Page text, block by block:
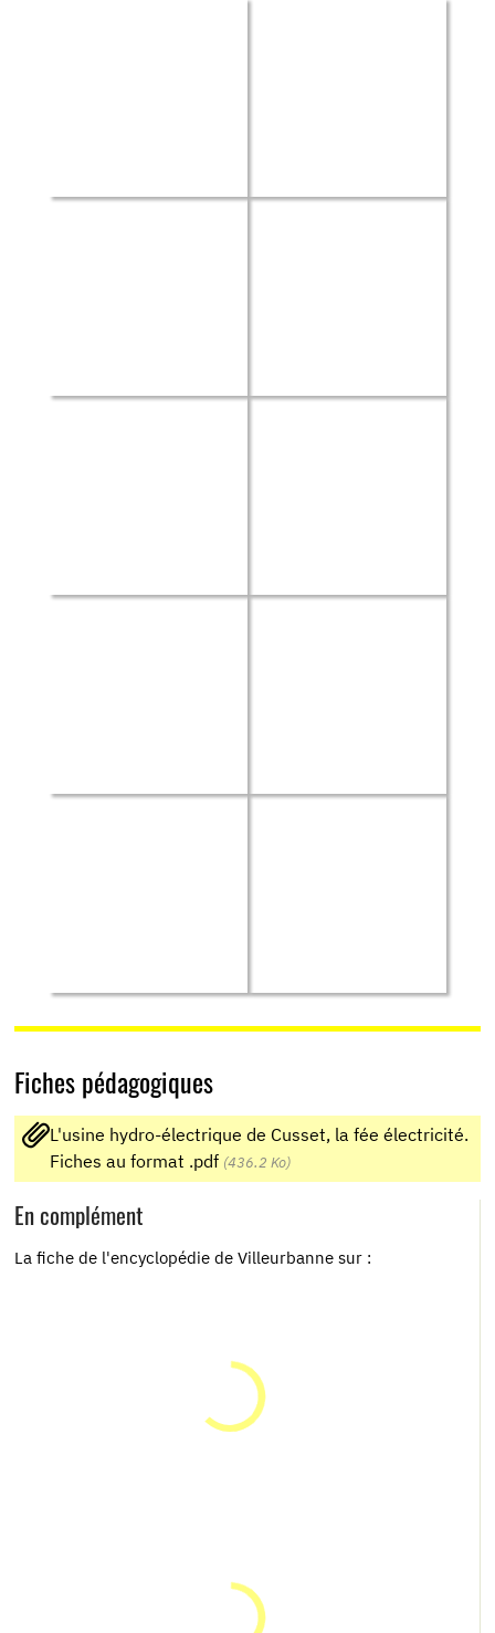
Fiches pédagogiques
L'usine hydro-électrique de Cusset, la fée électricité.
Fiches au format .pdf (436.2 Ko)
En complément
La fiche de l'encyclopédie de Villeurbanne sur :